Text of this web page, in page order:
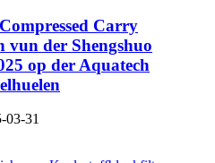
Carry
vun der Shengshuo
op der Aquatech
03-31